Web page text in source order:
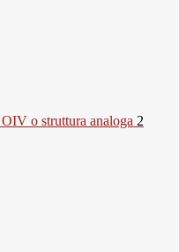
o struttura analoga 2